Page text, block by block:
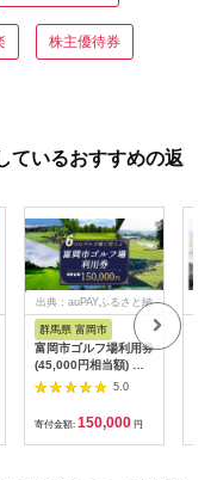
株主優待券
ているおすすめの返
出典：auPAYふるさと納
群馬県 富岡市
富岡市ゴルフ場利用券
(45,000円相当額) ゴ
ルフ チケット 平日 土
日 祝日 プレー券 関東
群馬県 首都圏 F20E-
382
5.0
寄付金額: 150,000 円